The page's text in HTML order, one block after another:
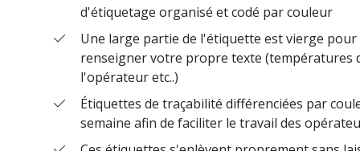
RÉSEAUX SOCIAUX
d'étiquetage organisé et codé par couleur
Une large partie de l'étiquette est vierge
renseigner votre propre texte (températures
l'opérateur etc..)
Étiquettes de traçabilité différenciées par
semaine afin de faciliter le travail des